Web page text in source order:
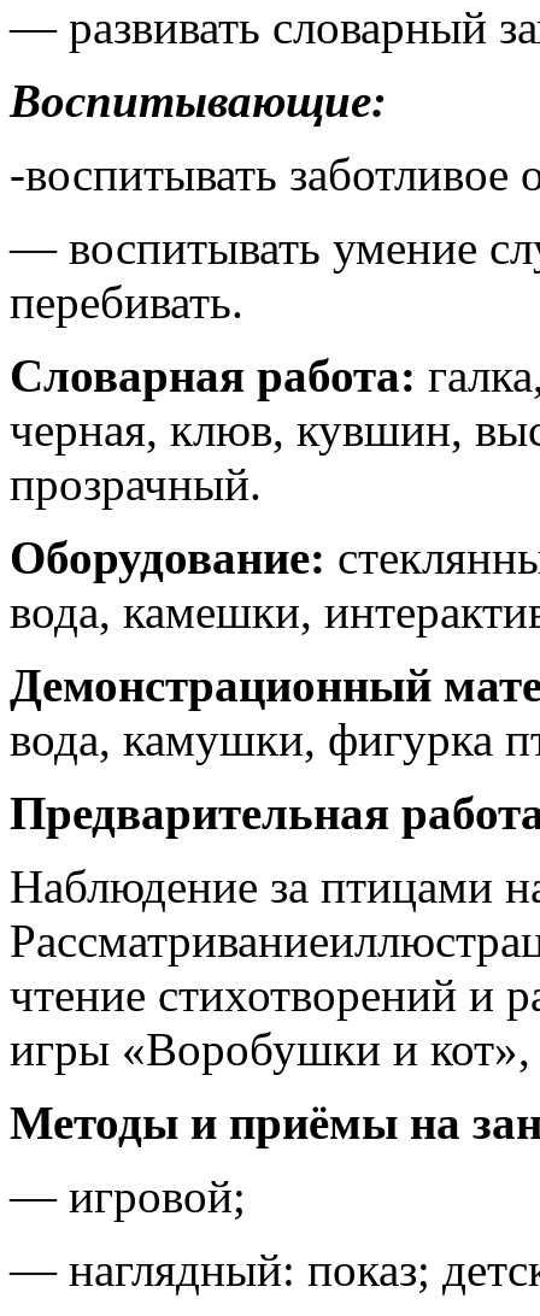
— развивать словарный
Воспитывающие:
-воспитывать
— воспитывать умение
перебивать.
Словарная работа:
черная, клюв, кувшин,
прозрачный.
Оборудование:
вода, камешки,
Демонстрационный
вода, камушки, фигурка
Предварительная
Наблюдение за птицами
чтение стихотворений и
игры «Воробушки и кот»,
Методы и приёмы на
— игровой;
— наглядный: показ;